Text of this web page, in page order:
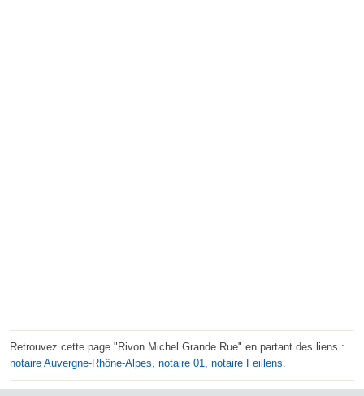
Retrouvez cette page "Rivon Michel Grande Rue" en partant des liens :
notaire Auvergne-Rhône-Alpes, notaire 01, notaire Feillens.